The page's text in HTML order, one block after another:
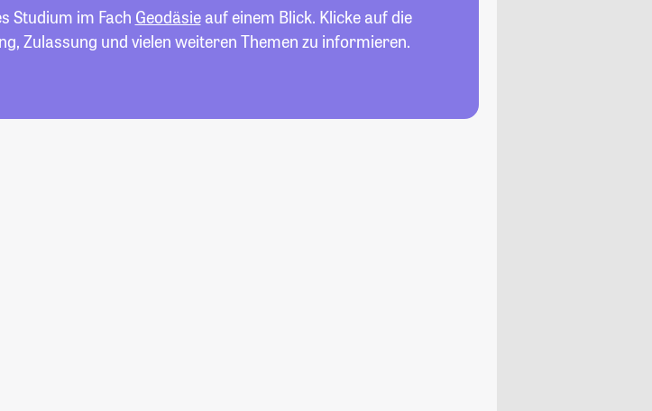
Studium im Fach Geodäsieauf einem Blick. Klicke auf die
Zulassung und vielen weiteren Themen zu informieren.